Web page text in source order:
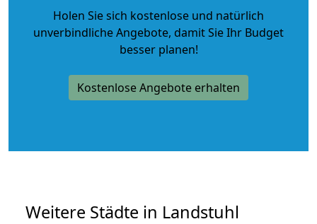
Holen Sie sich kostenlose und natürlich
unverbindliche Angebote, damit Sie Ihr Budget
besser planen!
Kostenlose Angebote erhalten
Weitere Städte in Landstuhl